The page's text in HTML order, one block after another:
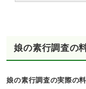
娘の素行調査の
娘の素行調査の実際の